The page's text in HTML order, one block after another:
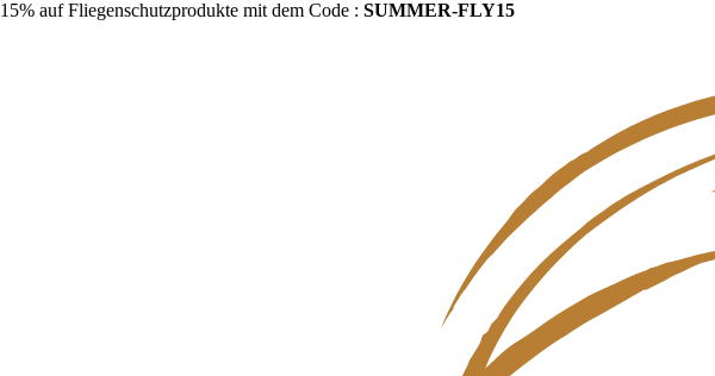
15% auf Fliegenschutzprodukte mit dem Code : SUMMER-FLY15